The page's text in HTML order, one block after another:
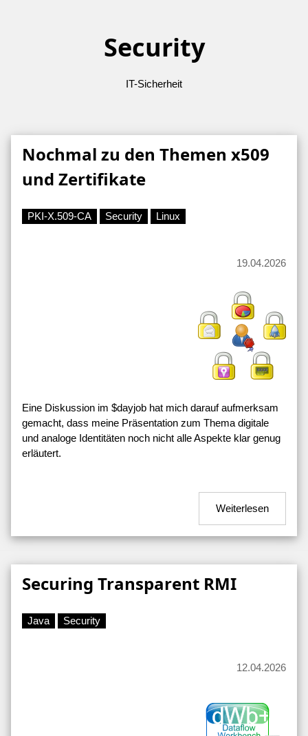
Security
IT-Sicherheit
Nochmal zu den Themen x509
und Zertifikate
PKI-X.509-CA Security Linux
19.04.2026
Eine Diskussion im $dayjob hat mich darauf aufmerksam
gemacht, dass meine Präsentation zum Thema digitale
und analoge Identitäten noch nicht alle Aspekte klar genug
erläutert.
Weiterlesen
Securing Transparent RMI
Java Security
12.04.2026